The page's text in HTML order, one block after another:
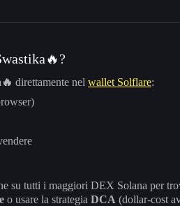
direttamente nel wallet Solflare:
su tutti i maggiori DEX Solana per
o usare la strategia DCA (dollar-cost